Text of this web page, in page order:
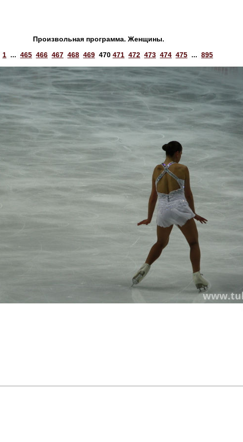
Произвольная программа. Женщины.
1 ... 465 466 467 468 469 470 471 472 473 474 475 ... 895